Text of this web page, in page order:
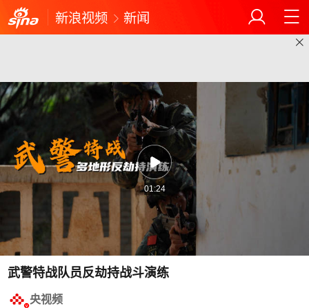
新浪视频 新闻
01:24
武警特战队员反劫持战斗演练
央视频